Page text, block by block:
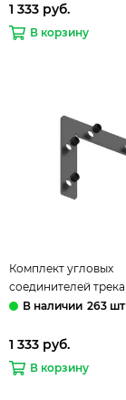
1 333 руб.
В корзину
Комплект угловых
соединителей трека
алюминий Smart263 шт
1 333 руб.
В корзину